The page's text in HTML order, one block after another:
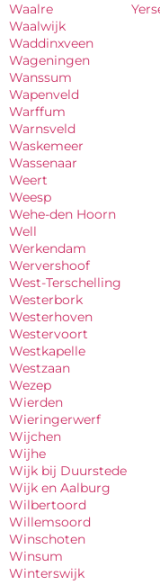
Waalre
Waalwijk
Waddinxveen
Wageningen
Wanssum
Wapenveld
Warffum
Warnsveld
Waskemeer
Wassenaar
Weert
Weesp
Wehe-den Hoorn
Well
Werkendam
Wervershoof
West-Terschelling
Westerbork
Westerhoven
Westervoort
Westkapelle
Westzaan
Wezep
Wierden
Wieringerwerf
Wijchen
Wijhe
Wijk bij Duurstede
Wijk en Aalburg
Wilbertoord
Willemsoord
Winschoten
Winsum
Winterswijk